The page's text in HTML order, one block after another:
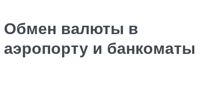
Обмен валюты в
аэропорту и банкоматы